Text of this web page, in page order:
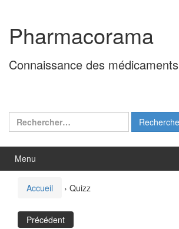
contenu
menu
principal
Pharmacorama
Connaissance des médicaments
Rechercher :
Menu
Accueil › Quizz
Précédent